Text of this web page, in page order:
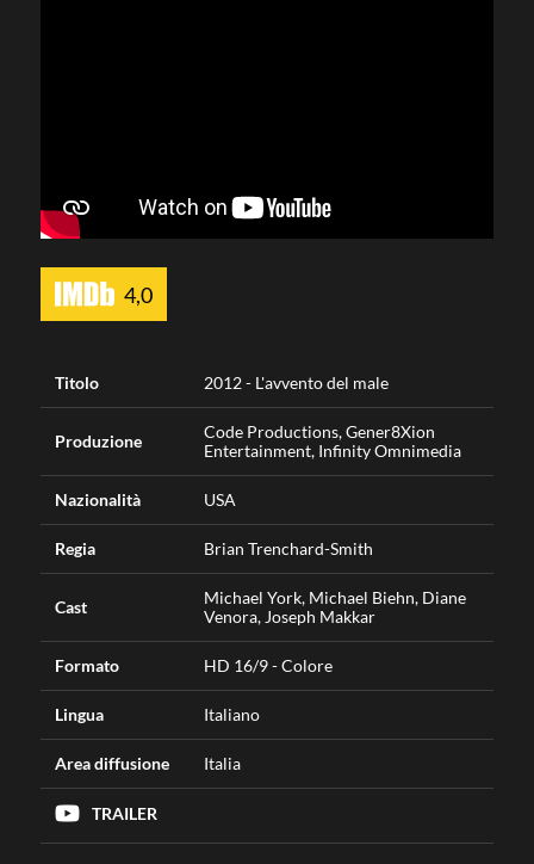
4,0
Titolo 2012 - L'avvento del male
Produzione
Code Productions, Gener8Xion
Entertainment, Infinity Omnimedia
Nazionalità USA
Regia Brian Trenchard-Smith
Cast
Michael York, Michael Biehn, Diane
Venora, Joseph Makkar
Formato HD 16/9 - Colore
Lingua Italiano
Area diffusione Italia
TRAILER